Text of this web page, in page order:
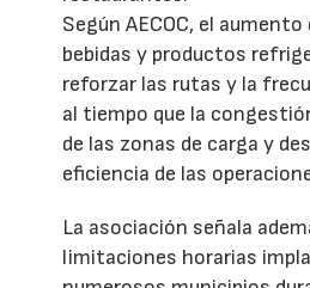
Según AECOC, el
bebidas y productos
reforzar las rutas y la
al tiempo que la
de las zonas de carga y
eficiencia de las
La asociación señala
limitaciones horarias